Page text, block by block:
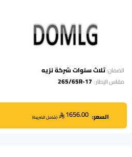
الضمان:ثلاث سنوات شركة نزيه
مقاس الإطار:
265/65R-17
السعر: 1656.00
(شامل الضريبة)